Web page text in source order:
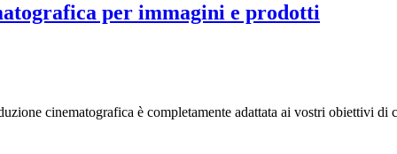
per immagini e prodotti
cinematografica è completamente adattata ai vostri obiettivi di